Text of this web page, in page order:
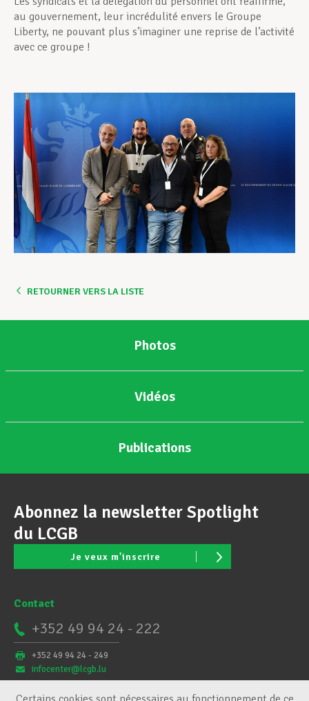
au gouvernement, leur incrédulité envers le Groupe
Liberty, ne pouvant plus s’imaginer une reprise de l’activité
avec ce groupe !
RETOURNER VERS LA LISTE
Photos
Vidéos
Publications
Abonnez la newsletter Spotlight
du LCGB
Je veux m'inscrire
Contact
+352 49 94 24 - 222
+352 49 94 24 - 249
infocenter@lcgb.lu